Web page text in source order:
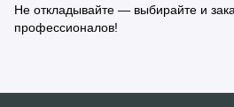
Не откладывайте — выбирайте и
профессионалов!